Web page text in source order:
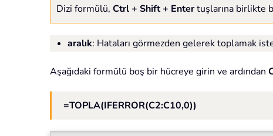
Dizi formülü, Ctrl + Shift + Entertuşlarına birlikte
aralık: Hataları görmezden gelerek toplamak
Aşağıdaki formülü boş bir hücreye girin ve ardından
=TOPLA(IFERROR(C2:C10,0))